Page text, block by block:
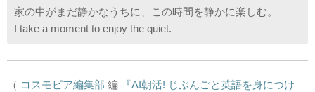
家の中がまだ静かなうちに、この時間を静かに楽しむ。
I take a moment to enjoy the quiet.
（ コスモピア編集部 編
『AI朝活! じぶんごと英語を身につけ